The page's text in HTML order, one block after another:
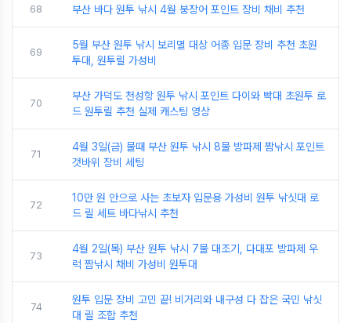
68 부산 바다 원투 낚시 4월 붕장어 포인트 장비 채비 추천
69
5월 부산 원투 낚시 보리멸 대상 어종 입문 장비 추천 초원
투대, 원투릴 가성비
70
부산 가덕도 천성항 원투 낚시 포인트 다이와 빡대 초원투 로
드 원투릴 추천 실제 캐스팅 영상
71
4월 3일(금) 물때 부산 원투 낚시 8물 방파제 짬낚시 포인트
갯바위 장비 세팅
72
10만 원 안으로 사는 초보자 입문용 가성비 원투 낚싯대 로
드 릴 세트 바다낚시 추천
73
4월 2일(목) 부산 원투 낚시 7물 대조기, 다대포 방파제 우
럭 짬낚시 채비 가성비 원투대
74
원투 입문 장비 고민 끝! 비거리와 내구성 다 잡은 국민 낚싯
대 릴 조합 추천